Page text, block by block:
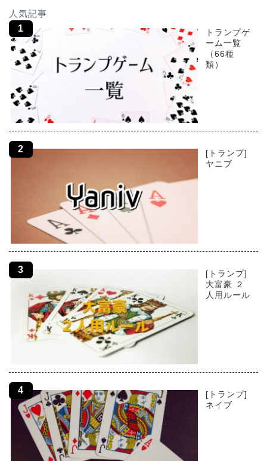
人気記事
トランプゲ
ーム一覧
（66種
類）
[トランプ]
ヤニブ
[トランプ]
大富豪 ２
人用ルール
[トランプ]
ネイブ